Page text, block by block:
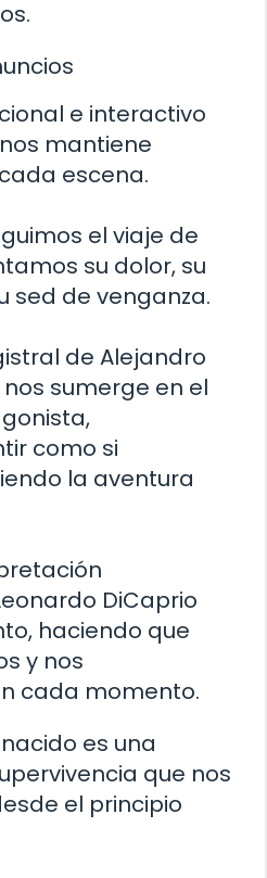
e interactivo
mantiene
escena.
el viaje de
su dolor, su
sed de venganza.
de Alejandro
sumerge en el
como si
la aventura
DiCaprio
haciendo que
y nos
cada momento.
es una
que nos
el principio